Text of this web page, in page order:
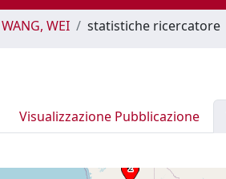
WANG, WEI statistiche ricercatore
Visualizzazione Pubblicazione